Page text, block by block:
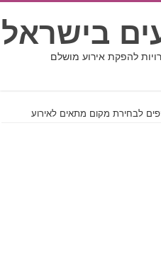
בישראל
להפקת אירוע מושלם
לבחירת מקום מתאים לאירוע